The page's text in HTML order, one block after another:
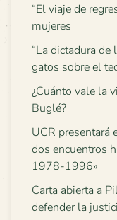
“El viaje de
mujeres
“La dictadura de
gatos sobre el
¿Cuánto vale la
Buglé?
UCR presentará
dos encuentros
1978-1996»
Carta abierta a
defender la